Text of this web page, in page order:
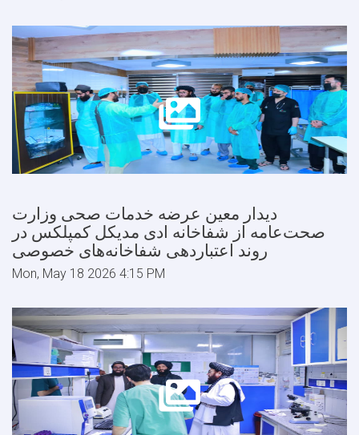
دیدار معین عرضه خدمات صحی وزارت
صحت‌عامه از شفاخانه ادی مدیکل کمپلکس در
روند اعتباردهی شفاخانه‌های خصوصی
Mon, May 18 2026 4:15 PM